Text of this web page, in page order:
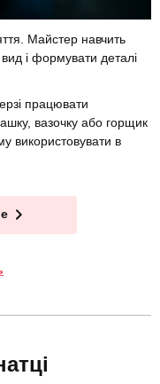
Майстер навчить
і формувати деталі
працювати
вазочку або горщик
використовувати в